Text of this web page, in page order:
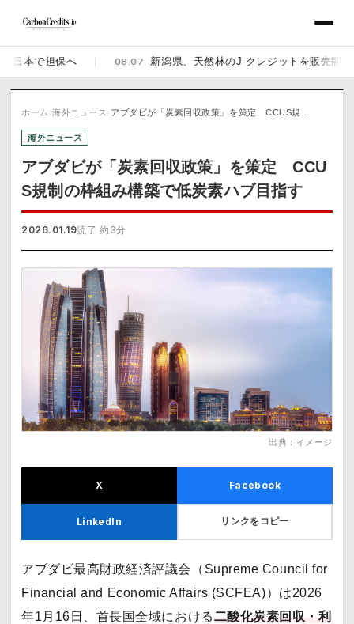
担保へ | 新潟県、天然林のJ-クレジットを販売開始 佐
ホーム ›海外ニュース › アブダビが「炭素回収政策」を策定 CCUS規…
海外ニュース
アブダビが「炭素回収政策」を策定 CCU
S規制の枠組み構築で低炭素ハブ目指す
2026.01.19読了 約3分
出典：イメージ
X Facebook
LinkedIn リンクをコピー
アブダビ最高財政経済評議会（Supreme Council for
Financial and Economic Affairs (SCFEA)）は2026
年1月16日、首長国全域における二酸化炭素回収・利